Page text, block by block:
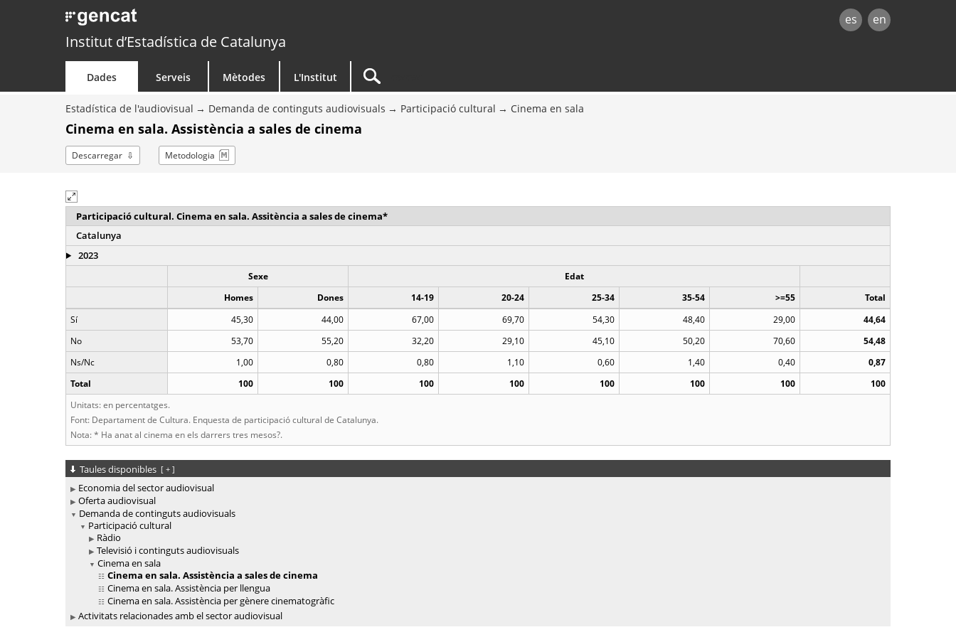
es en
Institut d’Estadística de Catalunya
Dades Serveis Mètodes L'Institut
Estadística de l'audiovisual Demanda de continguts audiovisuals Participació cultural Cinema en sala
Cinema en sala. Assistència a sales de cinema
Descarregar Metodologia
Participació cultural. Cinema en sala. Assitència a sales de cinema*
Catalunya
2023
Sexe
Edat
Homes
Dones 14-19 20-24 25-34 35-54 >=55
Total
Sí
45,30 44,00 67,00 69,70 54,30 48,40 29,00
44,64
No
53,70 55,20 32,20 29,10 45,10 50,20 70,60
54,48
Ns/Nc
1,00 0,80 0,80 1,10 0,60 1,40 0,40
0,87
Total
100 100 100 100 100 100 100
100
Unitats: en percentatges.
Font: Departament de Cultura. Enquesta de participació cultural de Catalunya.
Nota: * Ha anat al cinema en els darrers tres mesos?.
Taules disponibles [ + ]
Economia del sector audiovisual
Oferta audiovisual
Demanda de continguts audiovisuals
Participació cultural
Ràdio
Televisió i continguts audiovisuals
Cinema en sala
Cinema en sala. Assistència a sales de cinema
Cinema en sala. Assistència per llengua
Cinema en sala. Assistència per gènere cinematogràfic
Activitats relacionades amb el sector audiovisual